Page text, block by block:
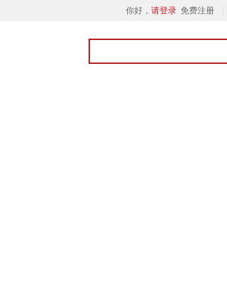
你好， 请登录 免费注册